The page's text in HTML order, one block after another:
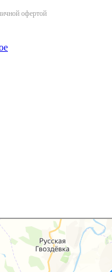
офертой